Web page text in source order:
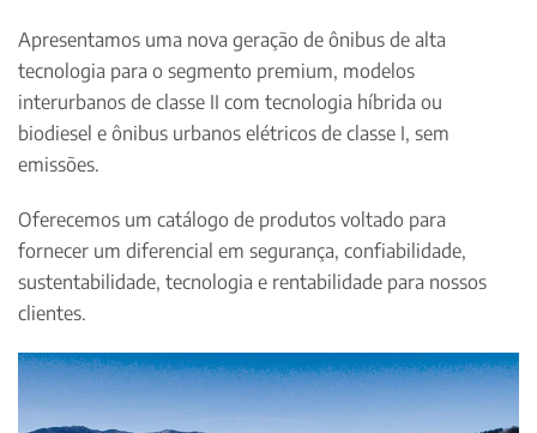
Apresentamos uma nova geração de ônibus de alta
tecnologia para o segmento premium, modelos
interurbanos de classe II com tecnologia híbrida ou
biodiesel e ônibus urbanos elétricos de classe I, sem
emissões.
Oferecemos um catálogo de produtos voltado para
fornecer um diferencial em segurança, confiabilidade,
sustentabilidade, tecnologia e rentabilidade para nossos
clientes.